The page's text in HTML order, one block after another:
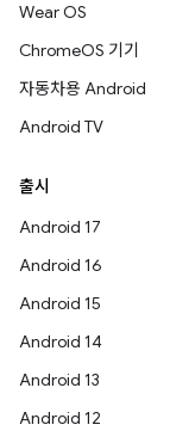
Wear OS
ChromeOS 기기
자동차용 Android
Android TV
출시
Android 17
Android 16
Android 15
Android 14
Android 13
Android 12